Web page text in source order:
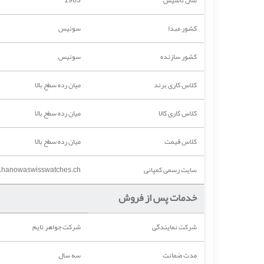
کشور مبدا
سوئیس
کشور سازنده
سوئیس
کلاس کاری برند
میان رده سطح بالا
کلاس کاری کالا
میان رده سطح بالا
کلاس قیمت
میان رده سطح بالا
سایت رسمی کمپانی
خدمات پس از فروش
شرکت نمایندگی
شرکت جواهر تایم
مدت ضمانت
سه سال